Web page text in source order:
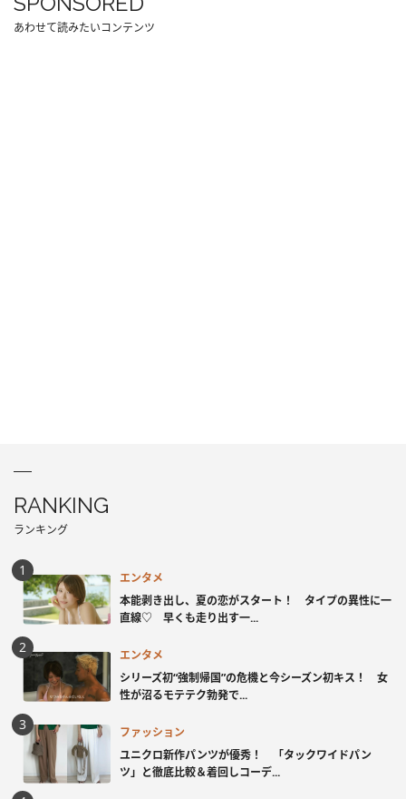
あわせて読みたいコンテンツ
RANKING
ランキング
エンタメ
本能剥き出し、夏の恋がスタート！ タイプの異性に一
直線♡ 早くも走り出す一...
エンタメ
シリーズ初“強制帰国”の危機と今シーズン初キス！ 女
性が沼るモテテク勃発で...
ファッション
ユニクロ新作パンツが優秀！ 「タックワイドパン
ツ」と徹底比較＆着回しコーデ...